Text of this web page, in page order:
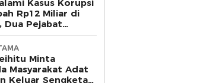
Kasus Korupsi
Rp12 Miliar di
Dua Pejabat
Minta
Masyarakat Adat
Keluar Sengketa